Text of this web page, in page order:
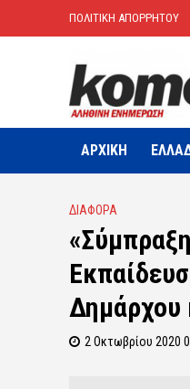
ΠΟΛΙΤΙΚΗ ΑΠΟΡΡΗΤΟΥ
ΑΡΧΙΚΗ
ΔΙΑΦΟΡΑ
Δημάρχου
2 Οκτωβρίου 2020